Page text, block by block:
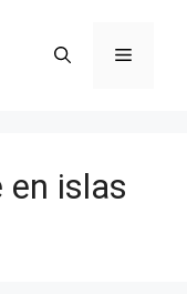
Menú
en islas